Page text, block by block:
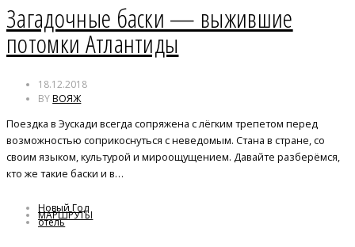
Загадочные баски — выжившие
потомки Атлантиды
18.12.2018
BYВОЯЖ
Поездка в Эускади всегда сопряжена с лёгким трепетом перед
возможностью соприкоснуться с неведомым. Стана в стране, со
своим языком, культурой и мироощущением. Давайте разберёмся,
кто же такие баски и в…
МАРШРУТЫ
Новый Год
отель